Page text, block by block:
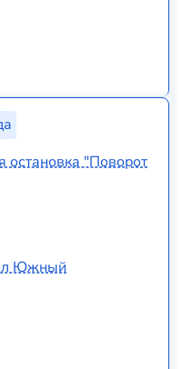
остановка "Поворот
Южный